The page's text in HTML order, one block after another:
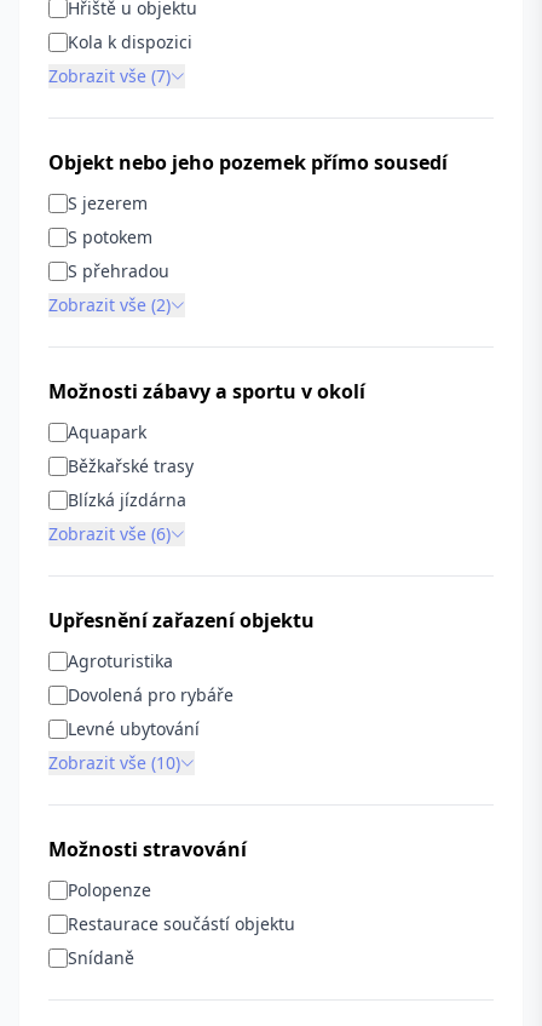
Hřiště u objektu
Kola k dispozici
Zobrazit vše (7)
Objekt nebo jeho pozemek přímo sousedí
S jezerem
S potokem
S přehradou
Zobrazit vše (2)
Možnosti zábavy a sportu v okolí
Aquapark
Běžkařské trasy
Blízká jízdárna
Zobrazit vše (6)
Upřesnění zařazení objektu
Agroturistika
Dovolená pro rybáře
Levné ubytování
Zobrazit vše (10)
Možnosti stravování
Polopenze
Restaurace součástí objektu
Snídaně